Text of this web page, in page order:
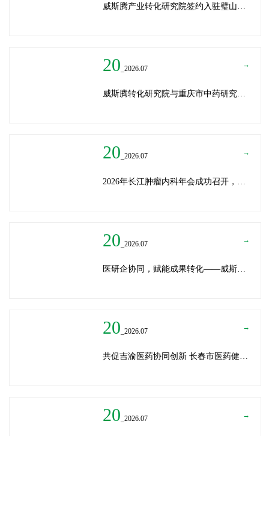
20 _2026.07 →
威斯腾转化研究院与重庆市中药研究院深化战略合作，共筑中医药产学研创新生态
20 _2026.07 →
20 _2026.07 →
20 _2026.07 →
共促吉渝医药协同创新 长春市医药健康局与威斯腾生物走访重庆两江生命科技城
20 _2026.07 →